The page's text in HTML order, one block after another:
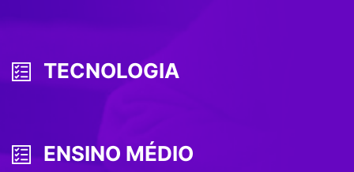
TECNOLOGIA
ENSINO MÉDIO